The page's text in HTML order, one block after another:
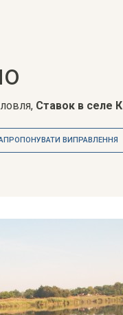
Ставок в селе
ВИПРАВЛЕННЯ